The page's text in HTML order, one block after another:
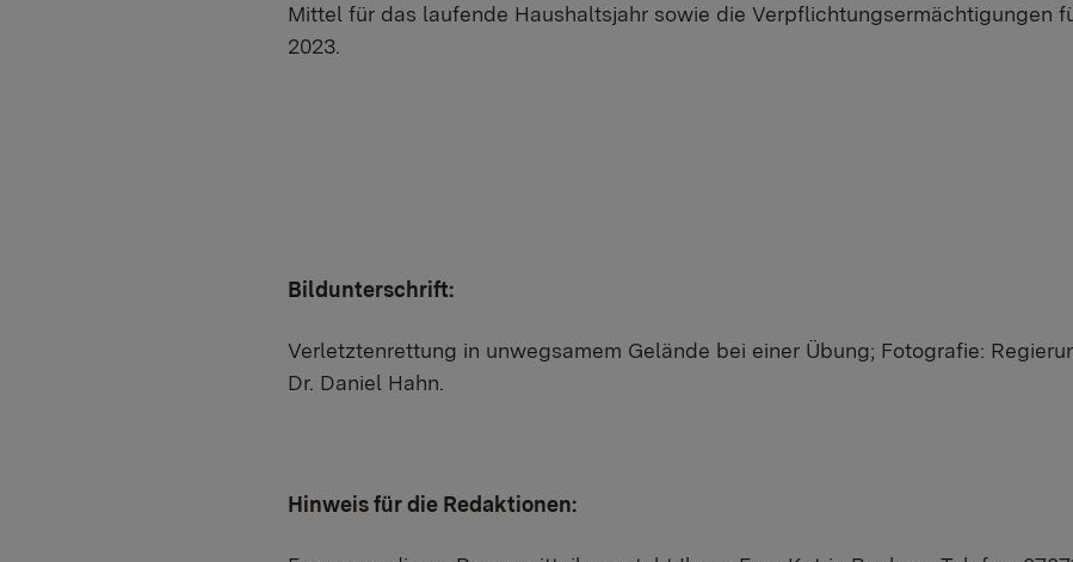
Mittel für das laufende Haushaltsjahr sowie die Verpflichtungsermächtigungen
2023.
Bildunterschrift:
Verletztenrettung in unwegsamem Gelände bei einer Übung; Fotografie:
Dr. Daniel Hahn.
Hinweis für die Redaktionen: